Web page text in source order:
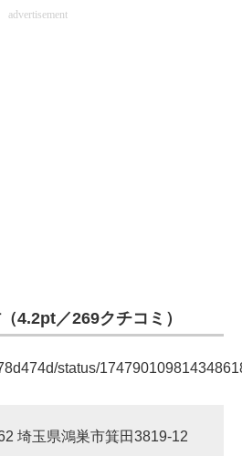
advertisement
4.2pt／269クチコミ）
status/
埼玉県鴻巣市箕田3819-12